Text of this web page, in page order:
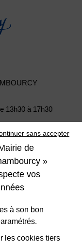
13h30 à 17h30
sans accepter
de
»
vos
à son bon
les cookies tiers